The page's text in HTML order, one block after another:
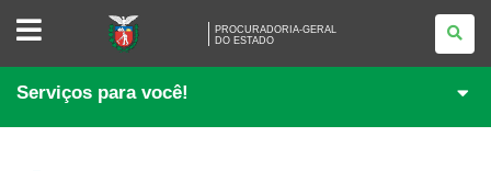
PROCURADORIA-
/>DO
ESTADO
PROCURADORIA-GERAL
DO ESTADO
Serviços para você!